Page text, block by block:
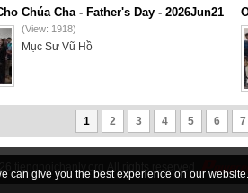
Chúa Cha - Father's Day - 2026Jun21
(View: 1918)
Mục Sư Vũ Hồ
1 2 3 4 5 6 7
tiengnoichanly.org All rights reserved
give you the best experience on our